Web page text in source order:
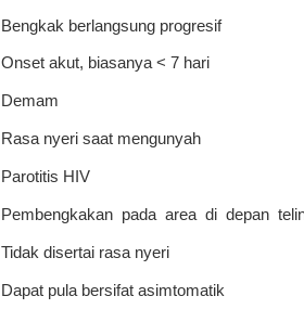
Bengkak berlangsung progresif
Onset akut, biasanya < 7 hari
Demam
Rasa nyeri saat mengunyah
Parotitis HIV
Pembengkakan pada area di depan
Tidak disertai rasa nyeri
Dapat pula bersifat asimtomatik